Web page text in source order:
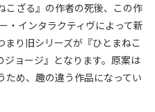
こざる』の作者の死後、この作
・インタラクティヴによって新
り旧シリーズが『ひとまねこ
ジョージ』となります。原案は
ため、趣の違う作品になってい